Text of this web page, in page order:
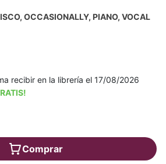
OCCASIONALLY, PIANO, VOCAL
recibir en la librería el 17/08/2026
Comprar